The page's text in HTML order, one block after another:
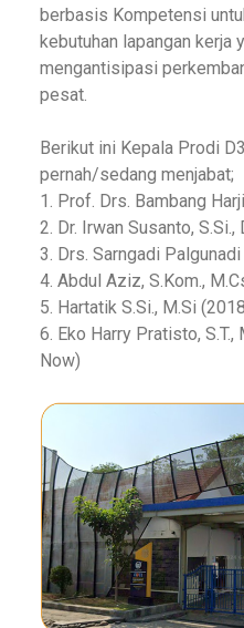
berbasis Kompetensi
kebutuhan lapangan kerja
mengantisipasi
pesat.
Berikut ini Kepala Prodi
pernah/sedang menjabat;
1. Prof. Drs. Bambang
2. Dr. Irwan Susanto, S.Si.,
3. Drs. Sarngadi
4. Abdul Aziz, S.Kom.,
5. Hartatik S.Si., M.Si
6. Eko Harry Pratisto, S.T.,
Now)